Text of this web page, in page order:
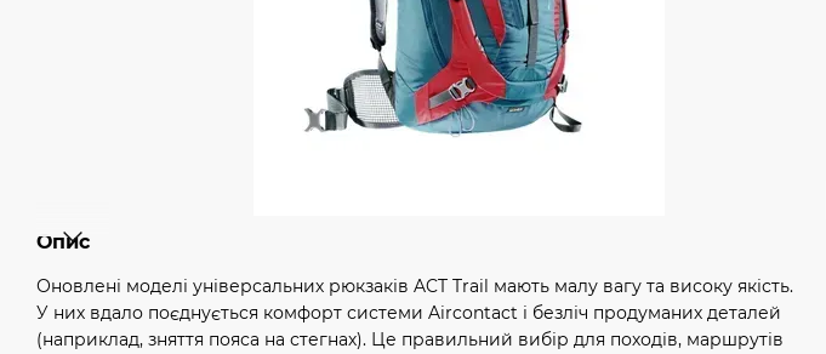
Опис
Оновлені моделі універсальних рюкзаків ACT Trail мають малу вагу та високу якість.
У них вдало поєднується комфорт системи Aircontact і безліч продуманих деталей
(наприклад, зняття пояса на стегнах). Це правильний вибір для походів, маршрутів